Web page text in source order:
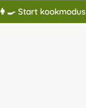
👩‍🍳 Start kookmodus